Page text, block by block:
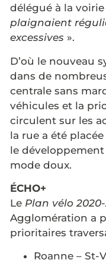
délégué à la
plaignaient
excessives ».
D’où le nouveau
dans de
centrale sans
véhicules et la
circulent sur les
la rue a été
le
mode doux.
ÉCHO+
Le Plan vélo
Agglomération a
prioritaires
Roanne – St-